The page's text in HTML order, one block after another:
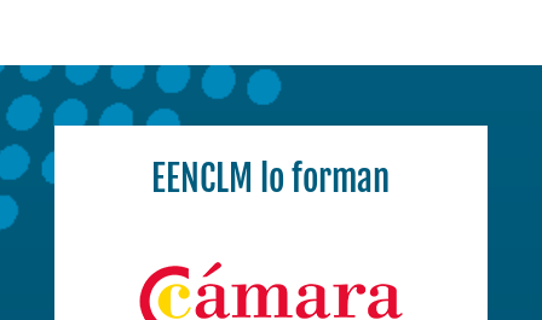
EENCLM lo forman